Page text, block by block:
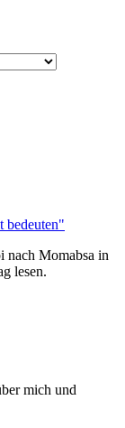
nach Momabsa in
lesen.
mich und